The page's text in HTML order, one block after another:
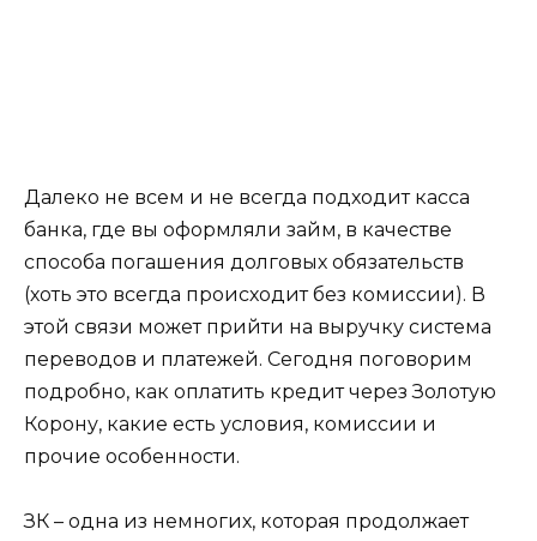
Далеко не всем и не всегда подходит касса
банка, где вы оформляли займ, в качестве
способа погашения долговых обязательств
(хоть это всегда происходит без комиссии). В
этой связи может прийти на выручку система
переводов и платежей. Сегодня поговорим
подробно, как оплатить кредит через Золотую
Корону, какие есть условия, комиссии и
прочие особенности.
ЗК – одна из немногих, которая продолжает